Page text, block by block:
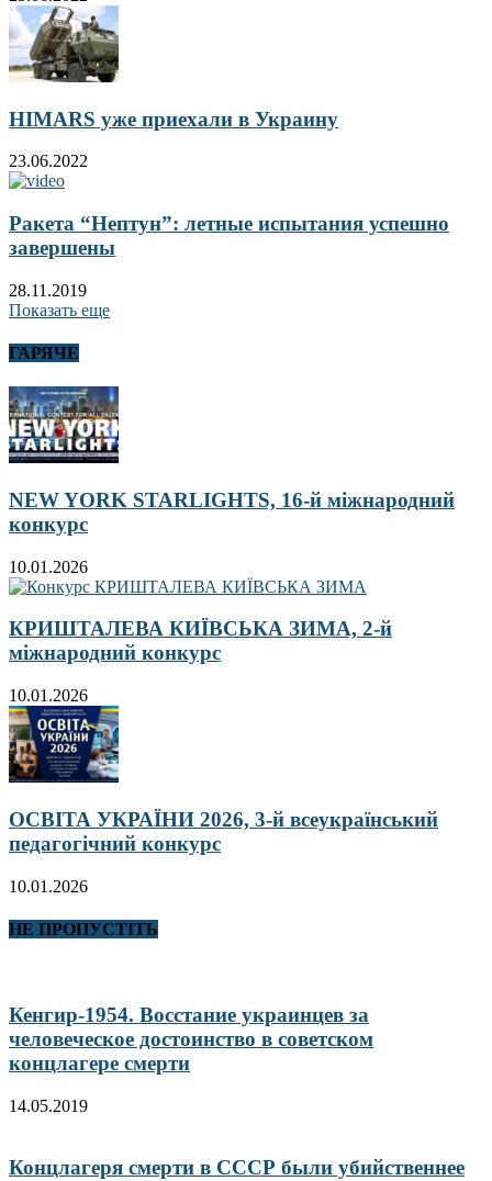
HIMARS уже приехали в Украину
23.06.2022
Ракета “Нептун”: летные испытания успешно
завершены
28.11.2019
Показать еще
ГАРЯЧЕ
NEW YORK STARLIGHTS, 16-й міжнародний
конкурс
10.01.2026
КРИШТАЛЕВА КИЇВСЬКА ЗИМА, 2-й
міжнародний конкурс
10.01.2026
ОСВІТА УКРАЇНИ 2026, 3-й всеукраїнський
педагогічний конкурс
10.01.2026
НЕ ПРОПУСТІТЬ
Кенгир-1954. Восстание украинцев за
человеческое достоинство в советском
концлагере смерти
14.05.2019
Концлагеря смерти в СССР были убийственнее